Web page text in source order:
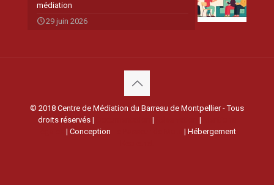
médiation
29 juin 2026
© 2018 Centre de Médiation du Barreau de Montpellier - Tous
droits réservés |
| |
| Conception
| Hébergement